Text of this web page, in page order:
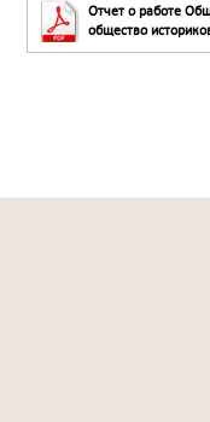
Отчет о работе
общество